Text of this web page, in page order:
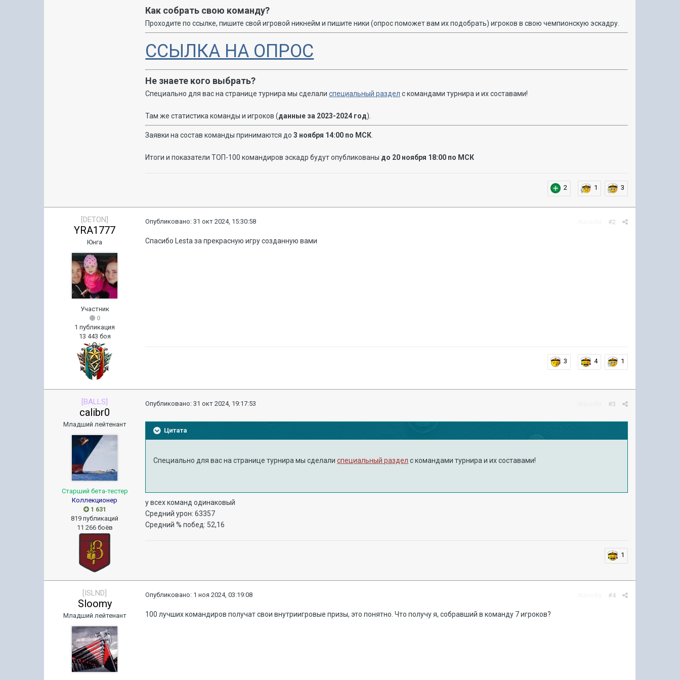
Как собрать свою команду?
Проходите по ссылке, пишите свой игровой никнейм и пишите ники (опрос поможет вам их подобрать) игроков в свою чемпионскую эскадру.
ССЫЛКА НА ОПРОС
Не знаете кого выбрать?
Специально для вас на странице турнира мы сделалиспециальный раздел с командами турнира и их составами!
Там же статистика команды и игроков (данные за 2023-2024 год).
Заявки на состав команды принимаются до3 ноября 14:00 по МСК
Итоги и показатели ТОП-100 командиров эскадр будут опубликованы до 20 ноября 18:00 по МСК
2 1 3
[DETON]
YRA1777
Юнга
Участник
0
1 публикация
13 443 боя
#2
Опубликовано:31 окт 2024, 15:30:58
Спасибо Lesta за прекрасную игру созданную вами
3 4 1
[BALLS]
calibr0
Младший лейтенант
Старший бета-тестер
Коллекционер
1 631
819 публикаций
11 266 боёв
#3
Опубликовано:31 окт 2024, 19:17:53
Цитата
Специально для вас на странице турнира мы сделали специальный раздел с командами турнира и их составами!
у всех команд одинаковый
Средний урон: 63357
Средний % побед: 52,16
1
[ISLND]
Sloomy
Младший лейтенант
#4
Опубликовано: 1 ноя 2024, 03:19:08
100 лучших командиров получат свои внутриигровые призы, это понятно. Что получу я, собравший в команду 7 игроков?